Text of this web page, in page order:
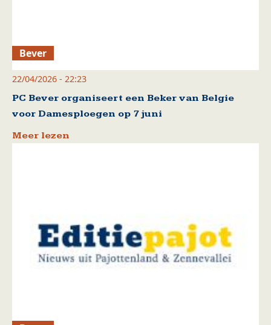
Bever
22/04/2026 - 22:23
PC Bever organiseert een Beker van Belgie
voor Damesploegen op 7 juni
Meer lezen